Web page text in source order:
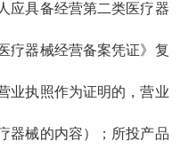
应具备经营第二类医疗器
疗器械经营备案凭证》复
业执照作为证明的，营业
器械的内容）；所投产品